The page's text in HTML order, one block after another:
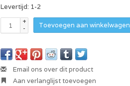
Levertijd: 1-2
+
-
Toevoegen aan winkelwagen
Email ons over dit product
Aan verlanglijst toevoegen